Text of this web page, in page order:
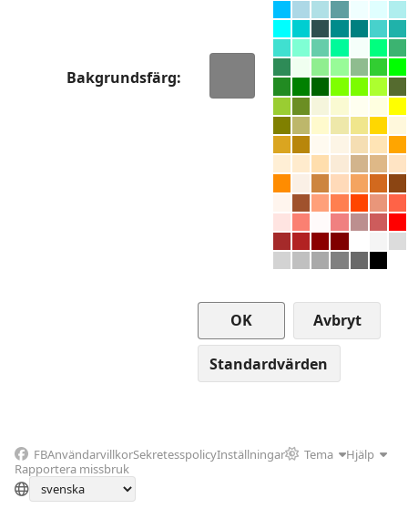
Bakgrundsfärg
Avbryt
FBAnvändarvillkorSekretesspolicyInställningar Tema
Hjälp
Rapportera missbruk